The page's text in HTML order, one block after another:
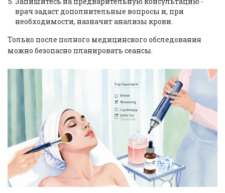
врач задаст дополнительные вопросы и, при
необходимости, назначит анализы крови.
Только после полного медицинского обследования
можно безопасно планировать сеансы.